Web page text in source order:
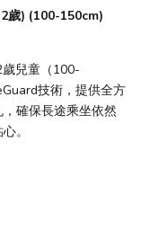
歲) (100-150cm)
兒童（100-
技術，提供全方
確保長途乘坐依然
。